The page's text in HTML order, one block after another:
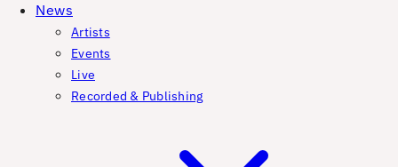
News
Artists
Events
Live
Recorded & Publishing